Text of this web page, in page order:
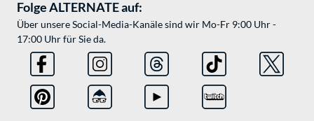
Folge ALTERNATE auf:
Über unsere Social-Media-Kanäle sind wir Mo-Fr 9:00 Uhr -
17:00 Uhr für Sie da.